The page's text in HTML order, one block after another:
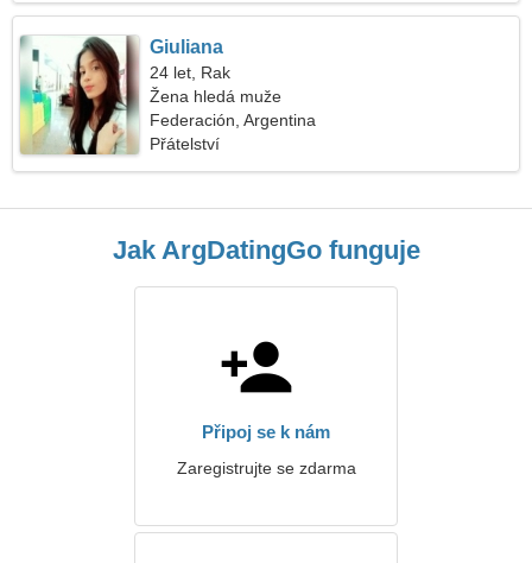
Giuliana
24 let, Rak
Žena hledá muže
Federación, Argentina
Přátelství
Jak ArgDatingGo funguje
Připoj se k nám
Zaregistrujte se zdarma